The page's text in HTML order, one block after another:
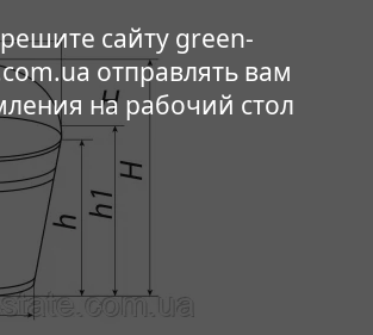
сайту green-
отправлять вам
на рабочий стол